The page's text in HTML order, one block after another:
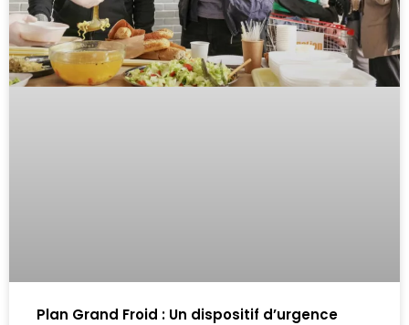
Plan Grand Froid : Un dispositif d’urgence